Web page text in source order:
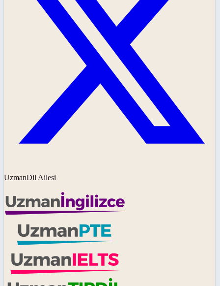
UzmanDil Ailesi